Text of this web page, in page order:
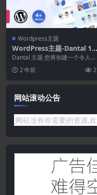
Wordpress主题
WordPress主题-Dantal 1.0
6-牙科诊所和牙医WordPres
s主题
Dantal 主题 您将创建一个令人惊
叹、引人注目的医疗网站，反映您
对客户的愿景...
2 年前
网站滚动公告
何问题或是网站没有你需